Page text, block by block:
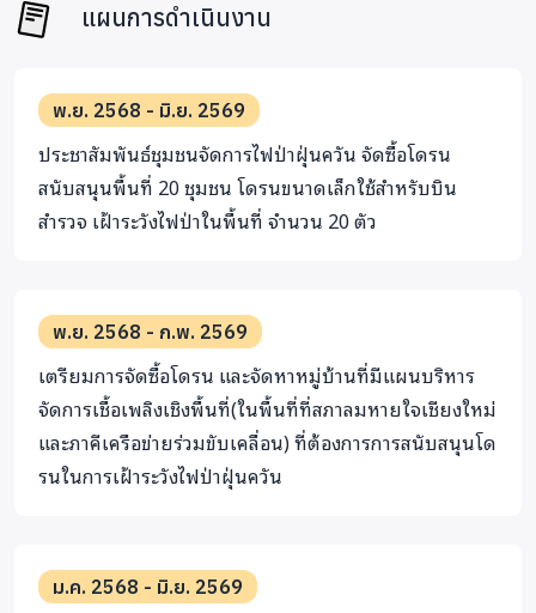
แผนการดำเนินงาน
พ.ย. 2568 - มิ.ย. 2569
ประชาสัมพันธ์ชุมชนจัดการไฟป่าฝุ่นควัน จัดซื้อโดรน
สนับสนุนพื้นที่ 20 ชุมชน โดรนขนาดเล็กใช้สำหรับบิน
สำรวจ เฝ้าระวังไฟป่าในพื้นที่ จำนวน 20 ตัว
พ.ย. 2568 - ก.พ. 2569
เตรียมการจัดซื้อโดรน และจัดหาหมู่บ้านที่มีแผนบริหาร
จัดการเชื้อเพลิงเชิงพื้นที่(ในพื้นที่ที่สภาลมหายใจเชียงใหม่
และภาคีเครือข่ายร่วมขับเคลื่อน) ที่ต้องการการสนับสนุนโด
รนในการเฝ้าระวังไฟป่าฝุ่นควัน
ม.ค. 2568 - มิ.ย. 2569